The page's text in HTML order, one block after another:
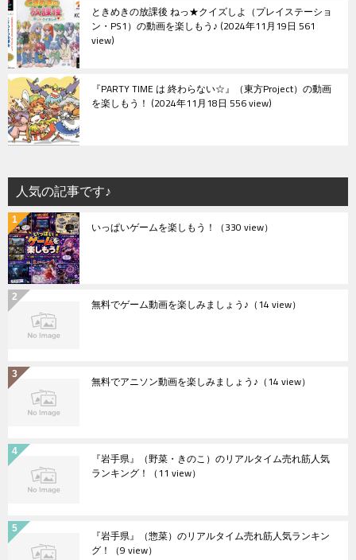
ときめきの放課後 ねっ★クイズしよ（プレイステーショ
ン・PS1）の動画を楽しもう♪ 2024年11月19日 561
view
『PARTY TIME は 終わらない☆』（東方Project）の動画
を楽しもう！ 2024年11月18日 556 view
人気の記事です♪
いっぱいゲームを楽しもう！ （330 view）
無料でゲーム動画を楽しみましょう♪ （14 view）
無料でアニソン動画を楽しみましょう♪ （14 view）
『岩手県』（野菜・きのこ）のリアルタイム売れ筋人気
ランキング！ （11 view）
『岩手県』（惣菜）のリアルタイム売れ筋人気ランキン
グ！ （9 view）